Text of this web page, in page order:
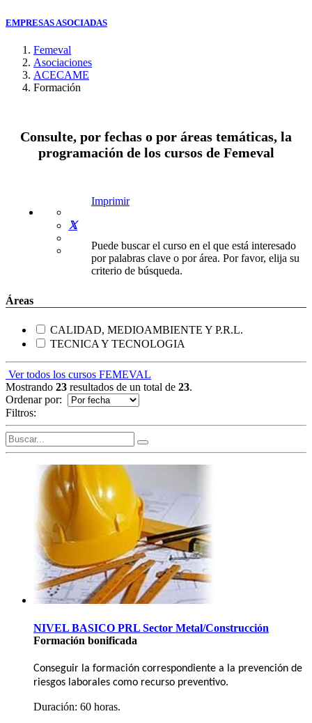
EMPRESAS ASOCIADAS
Femeval
Asociaciones
ACECAME
Formación
Consulte, por fechas o por áreas temáticas, la
programación de los cursos de Femeval
Imprimir
Puede buscar el curso en el que está interesado
por palabras clave o por área. Por favor, elija su
criterio de búsqueda.
Áreas
CALIDAD, MEDIOAMBIENTE Y P.R.L.
TECNICA Y TECNOLOGIA
Ver todos los cursos FEMEVAL
Mostrando 23 resultados de un total de 23.
Ordenar por:
Filtros:
NIVEL BASICO PRL Sector Metal/Construcción
Formación bonificada
Conseguir la formación correspondiente a la prevención de
riesgos laborales como recurso preventivo.
Duración: 60 horas.